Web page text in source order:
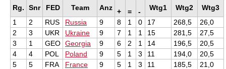
Rg. Snr FED Team Anz + = - Wtg1 Wtg2
Wtg3
1
2 RUS Russia 9 8 1 0 17 268,5
26,0
2
3 UKR Ukraine 9 7 1 1 15 281,5
27,5
3
1 GEO Georgia 9 6 2 1 14 196,5
20,5
4
4 POL Poland 9 5 1 3 11 194,0
20,5
5
5 FRA France 9 5 1 3 11 185,5
21,0